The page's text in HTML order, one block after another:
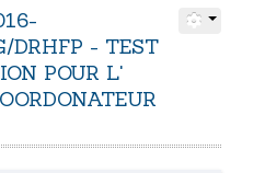
IMPÔTS
Le système fiscal
Douane Togolaise
DRHFP - TEST
POUR L'